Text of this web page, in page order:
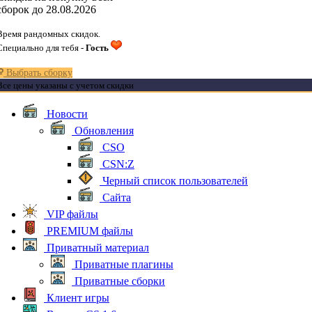
до 28.08.2026
рандомных скидок.
для тебя - Гость
Выбрать сборку
цены указаны с учетом скидки
Новости
Обновления
CSO
CSN:Z
Черный список пользователей
Сайта
VIP файлы
PREMIUM файлы
Приватный материал
Приватные плагины
Приватные сборки
Клиент игры